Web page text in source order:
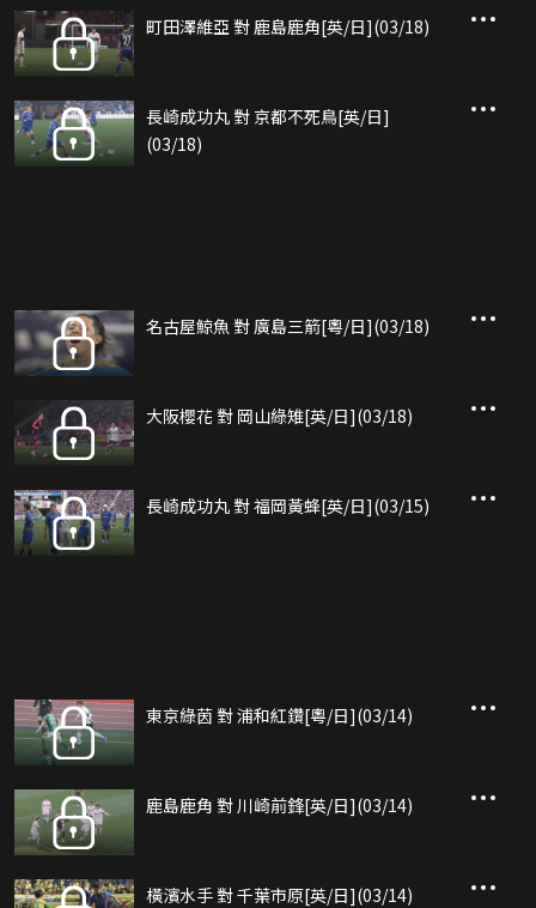
町田澤維亞 對 鹿島鹿角[英/日](03/18)
長崎成功丸 對 京都不死鳥[英/日]
(03/18)
名古屋鯨魚 對 廣島三箭[粵/日](03/18)
大阪櫻花 對 岡山綠雉[英/日](03/18)
長崎成功丸 對 福岡黃蜂[英/日](03/15)
東京綠茵 對 浦和紅鑽[粵/日](03/14)
鹿島鹿角 對 川崎前鋒[英/日](03/14)
橫濱水手 對 千葉市原[英/日](03/14)